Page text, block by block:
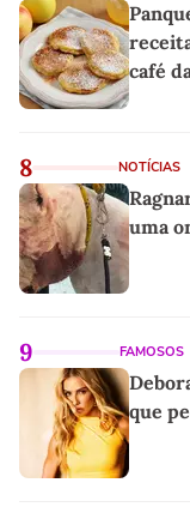
café
8 NOTÍCIAS
uma
9 FAMOSOS
que